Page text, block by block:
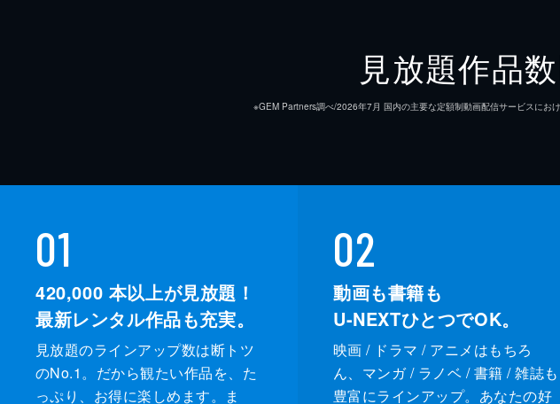
見放題作品数
※GEM Partners調べ/2026年7⽉ 国内の主要な定額制動画配信サービスにお
01
420,000 本以上が見放題！
最新レンタル作品も充実。
見放題のラインアップ数は断トツ
のNo.1。だから観たい作品を、た
っぷり、お得に楽しめます。ま
02
動画も書籍も
U-NEXTひとつでOK。
映画 / ドラマ / アニメはもちろ
ん、マンガ / ラノベ / 書籍 / 雑誌も
豊富にラインアップ。あなたの好